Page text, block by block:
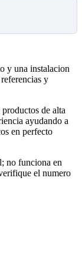
y una instalacion
y
de alta
ayudando a
en perfecto
no funciona en
el numero